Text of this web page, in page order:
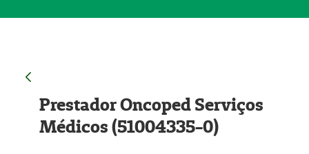
Prestador Oncoped Serviços
Médicos (51004335-0)